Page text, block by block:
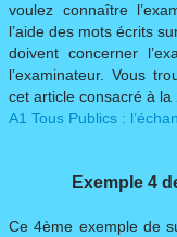
voulez connaître
l’aide des mots écrits
doivent concerner
l’examinateur. Vous
cet article consacré à la
A1 Tous Publics :
Exemple 4
Ce 4ème exemple de